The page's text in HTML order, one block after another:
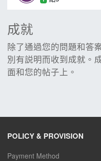
成就
除了通過您的問題和答
別有説明而收到成就。
面和您的帖子上。
POLICY & PROVISION
Payment Method